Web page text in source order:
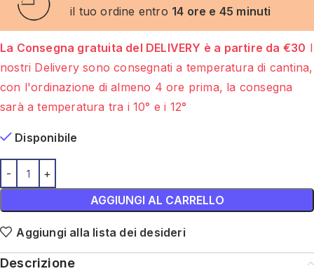
il tuo ordine entro 14 ore e 45 minuti
La Consegna gratuita del DELIVERY è a partire da €30 I
nostri Delivery sono consegnati a temperatura di cantina,
con l'ordinazione di almeno 4 ore prima, la consegna
sarà a temperatura tra i 10° e i 12°
Disponibile
AGGIUNGI AL CARRELLO
Aggiungi alla lista dei desideri
Descrizione